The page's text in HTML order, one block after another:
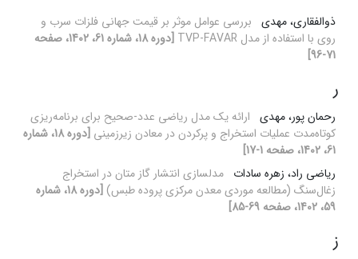
ذوالفقاری، مهدی بررسی عوامل موثر بر قیمت جهانی فلزات سرب و
روی با استفاده از مدل TVP-FAVAR
[دوره 18، شماره 61، 1402، صفحه
71-96]
ر
رحمان پور، مهدی ارائه یک مدل ریاضی عدد-صحیح برای برنامه‌ریزی
کوتاه‌مدت عملیات استخراج و پرکردن در معادن زیرزمینی
[دوره 18، شماره
61، 1402، صفحه 1-17]
ریاضی راد، زهره سادات مدلسازی انتشار گاز متان در استخراج
زغال‌سنگ (مطالعه موردی معدن مرکزی پروده طبس)
[دوره 18، شماره
59، 1402، صفحه 69-85]
ز